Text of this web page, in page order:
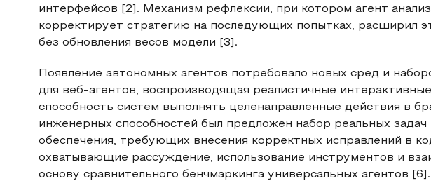
интерфейсов [2]. Механизм рефлексии, при котором агент
корректирует стратегию на последующих попытках, расширил
без обновления весов модели [3].
Появление автономных агентов потребовало новых сред и
для веб-агентов, воспроизводящая реалистичные
способность систем выполнять целенаправленные действия в
инженерных способностей был предложен набор реальных
обеспечения, требующих внесения корректных исправлений в
охватывающие рассуждение, использование инструментов и
основу сравнительного бенчмаркинга универсальных агентов [6].